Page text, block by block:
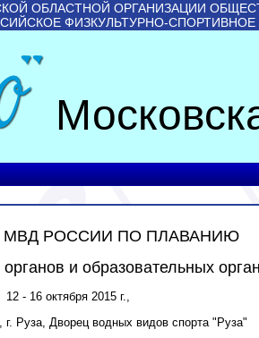
ОБЛАСТНОЙ ОРГАНИЗАЦИИ
ФИЗКУЛЬТУРНО-
МВД РОССИИ ПО ПЛАВАНИЮ
и образовательных
12 - 16 октября 2015 г.,
г. Руза, Дворец водных видов спорта "Руза"